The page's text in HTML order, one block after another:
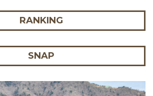
RANKING
SNAP